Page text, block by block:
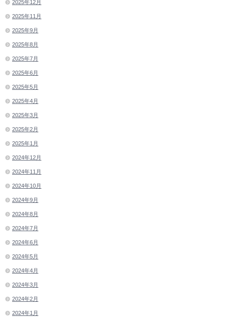
2025年12月
2025年11月
2025年9月
2025年8月
2025年7月
2025年6月
2025年5月
2025年4月
2025年3月
2025年2月
2025年1月
2024年12月
2024年11月
2024年10月
2024年9月
2024年8月
2024年7月
2024年6月
2024年5月
2024年4月
2024年3月
2024年2月
2024年1月